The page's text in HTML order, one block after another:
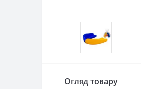
Огляд товару